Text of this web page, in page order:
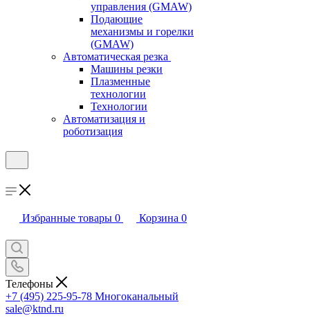
управления (GMAW)
Подающие
механизмы и горелки
(GMAW)
Автоматическая резка
Машины резки
Плазменные
технологии
Технологии
Автоматизация и
роботизация
Избранные товары 0 Корзина 0
Телефоны
+7 (495) 225-95-78 Многоканальный
sale@ktnd.ru